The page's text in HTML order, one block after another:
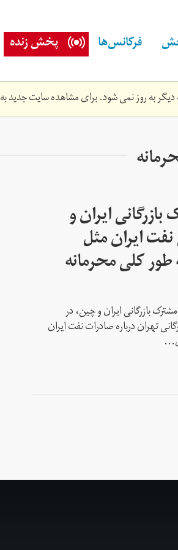
فرکانس‌ها پخش زنده
به روز نمی شود. برای مشاهده سایت جدید به
ایران و
ایران مثل
کلی محرمانه
بازرگانی ایران و چین، در
تهران درباره صادرات نفت ایران